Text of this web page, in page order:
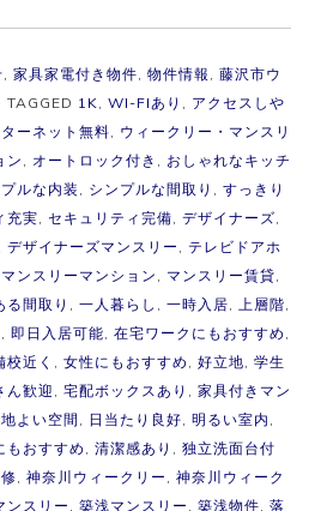
, 家具家電付き物件, 物件情報 , 藤沢市ウ
TAGGED 1K, WI-FIあり , アクセスしや
ーネット無料, ウィークリー・マンスリ
ン , オートロック付き , おしゃれなキッチ
ルな内装, シンプルな間取り , すっきり
充実, セキュリティ完備, デザイナーズ,
デザイナーズマンスリー , テレビドアホ
マンスリーマンション , マンスリー賃貸,
る間取り , 一人暮らし , 一時入居, 上層階,
, 即日入居可能, 在宅ワークにもおすすめ ,
校近く , 女性にもおすすめ , 好立地, 学生
ん歓迎 , 宅配ボックスあり , 家具付きマン
よい空間, 日当たり良好, 明るい室内 ,
もおすすめ , 清潔感あり , 独立洗面台付
, 神奈川ウィークリー , 神奈川ウィーク
ンスリー , 築浅マンスリー , 築浅物件, 落